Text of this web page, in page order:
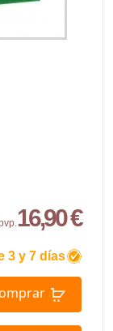
16,90 €
3 y 7 días